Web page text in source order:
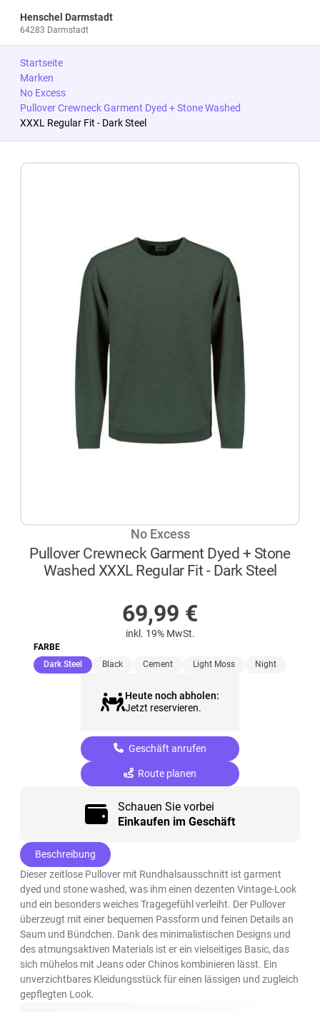
Henschel Darmstadt
64283 Darmstadt
Startseite
Marken
No Excess
Pullover Crewneck Garment Dyed + Stone Washed
XXXL Regular Fit - Dark Steel
No Excess
Pullover Crewneck Garment Dyed + Stone
Washed XXXL Regular Fit - Dark Steel
69,99 €
inkl. 19% MwSt.
FARBE
Dark Steel(ausgewählt)
Black Cement Light Moss Night
Heute noch abholen:
Jetzt reservieren.
Geschäft anrufen
Route planen
Schauen Sie vorbei
Einkaufen im Geschäft
Beschreibung
Dieser zeitlose Pullover mit Rundhalsausschnitt ist garment
dyed und stone washed, was ihm einen dezenten Vintage-Look
und ein besonders weiches Tragegefühl verleiht. Der Pullover
überzeugt mit einer bequemen Passform und feinen Details an
Saum und Bündchen. Dank des minimalistischen Designs und
des atmungsaktiven Materials ist er ein vielseitiges Basic, das
sich mühelos mit Jeans oder Chinos kombinieren lässt. Ein
unverzichtbares Kleidungsstück für einen lässigen und zugleich
gepflegten Look.